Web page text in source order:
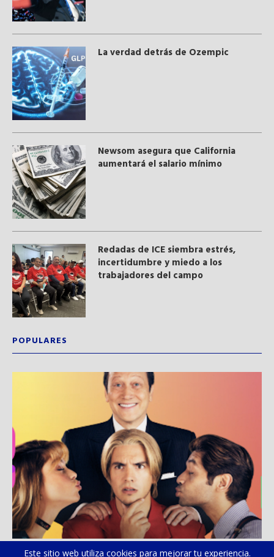
La verdad detrás de Ozempic
Newsom asegura que California
aumentará el salario mínimo
​Redadas de ICE siembra estrés,
incertidumbre y miedo a los
trabajadores del campo
POPULARES
Este sitio web utiliza cookies para mejorar tu experiencia.